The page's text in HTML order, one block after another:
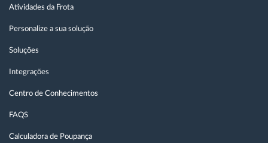
Atividades da Frota
Personalize a sua solução
Soluções
Integrações
Centro de Conhecimentos
FAQS
Calculadora de Poupança